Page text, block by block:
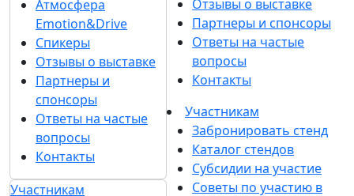
Атмосфера
Emotion&Drive
Спикеры
Отзывы о выставке
Партнеры и
спонсоры
Ответы на частые
вопросы
Контакты
Участникам
Отзывы о выставке
Партнеры и спонсоры
Ответы на частые
вопросы
Контакты
Участникам
Забронировать стенд
Каталог стендов
Субсидии на участие
Советы по участию в